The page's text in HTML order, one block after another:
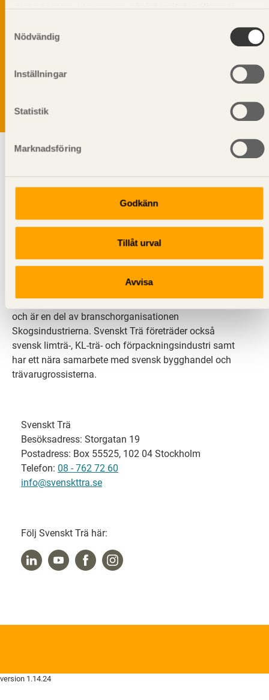
Nödvändig
Inställningar
Statistik
Marknadsföring
Godkänn
Tillåt urval
Avvisa
Genom att klicka på skicka lämnar du ditt samtycke.
Svenskt Trä sprider kunskap om trä, träprodukter och
träbyggande för att främja ett hållbart samhälle och
en livskraftig sågverksnäring. Det gör vi genom att
Svenskt Trä representerar svensk sågverksindustri
och är en del av branschorganisationen
Skogsindustrierna. Svenskt Trä företräder också
svensk limträ-, KL-trä- och förpackningsindustri samt
har ett nära samarbete med svensk bygghandel och
trävarugrossisterna.
Svenskt Trä
Besöksadress: Storgatan 19
Postadress: Box 55525, 102 04 Stockholm
Telefon: 08 - 762 72 60
info@svenskttra.se
Följ Svenskt Trä här:
version 1.14.24